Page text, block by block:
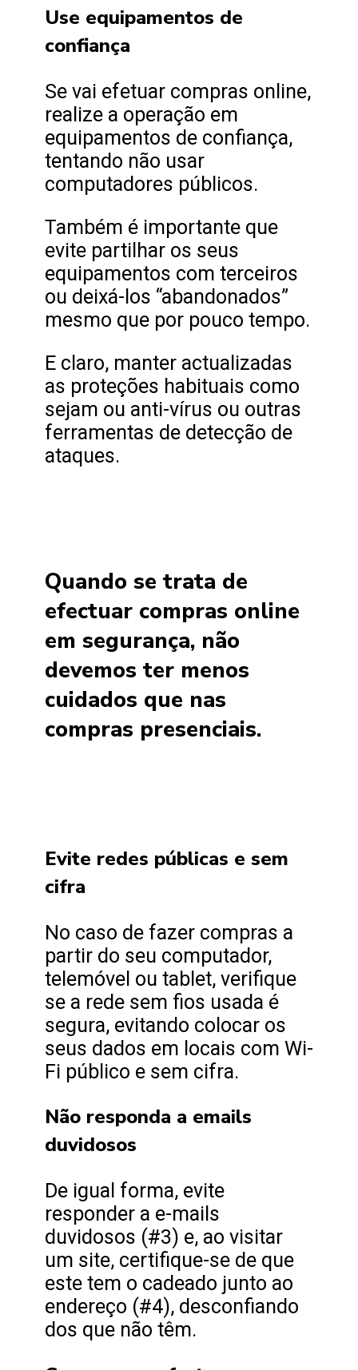
Use equipamentos de
confiança
Se vai efetuar compras online,
realize a operação em
equipamentos de confiança,
tentando não usar
computadores públicos.
Também é importante que
evite partilhar os seus
equipamentos com terceiros
ou deixá-los “abandonados”
mesmo que por pouco tempo.
E claro, manter actualizadas
as proteções habituais como
sejam ou anti-vírus ou outras
ferramentas de detecção de
ataques.
Quando se trata de
efectuar compras online
em segurança, não
devemos ter menos
cuidados que nas
compras presenciais.
Evite redes públicas e sem
cifra
No caso de fazer compras a
partir do seu computador,
telemóvel ou tablet, verifique
se a rede sem fios usada é
segura, evitando colocar os
seus dados em locais com Wi-
Fi público e sem cifra.
Não responda a emails
duvidosos
De igual forma, evite
responder a e-mails
duvidosos (#3) e, ao visitar
um site, certifique-se de que
este tem o cadeado junto ao
endereço (#4), desconfiando
dos que não têm.